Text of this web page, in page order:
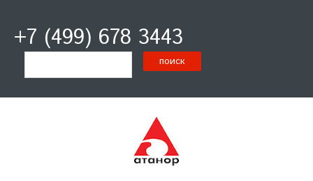
+7 (499) 678 3443